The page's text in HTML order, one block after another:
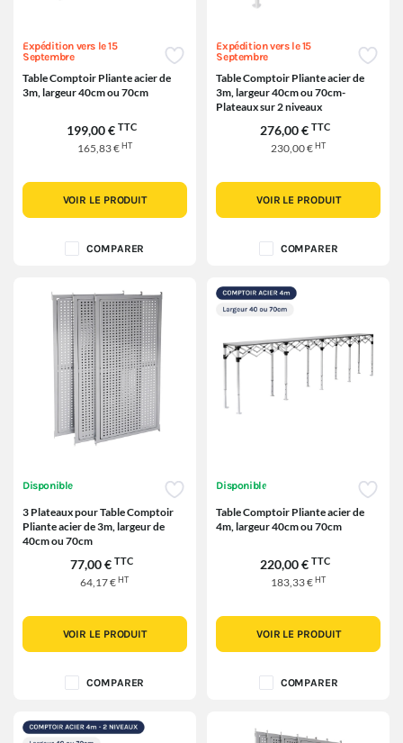
Expédition vers le 15
Septembre
Table Comptoir Pliante acier de
3m, largeur 40cm ou 70cm
199,00 € TTC
165,83 €HT
VOIR LE PRODUIT
COMPARER
Expédition vers le 15
Septembre
Table Comptoir Pliante acier de
3m, largeur 40cm ou 70cm-
Plateaux sur 2 niveaux
276,00 € TTC
230,00 €HT
VOIR LE PRODUIT
COMPARER
Disponible
3 Plateaux pour Table Comptoir
Pliante acier de 3m, largeur de
40cm ou 70cm
77,00 € TTC
64,17 €HT
VOIR LE PRODUIT
COMPARER
Disponible
Table Comptoir Pliante acier de
4m, largeur 40cm ou 70cm
220,00 € TTC
183,33 €HT
VOIR LE PRODUIT
COMPARER